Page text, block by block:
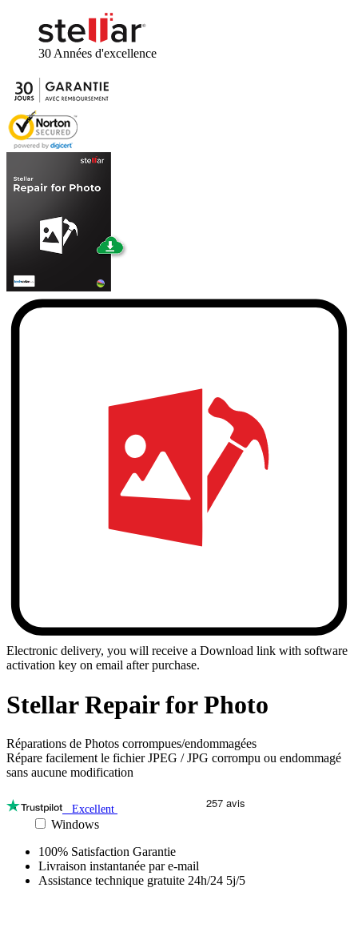
30 Années d'excellence
Electronic delivery, you will receive a Download link with software
activation key on email after purchase.
StellarRepair for Photo
Réparations de Photos corrompues/endommagées
Répare facilement le fichier JPEG / JPG corrompu ou endommagé
sans aucune modification
Excellent
Windows
100% Satisfaction Garantie
Livraison instantanée par e-mail
Assistance technique gratuite 24h/24 5j/5